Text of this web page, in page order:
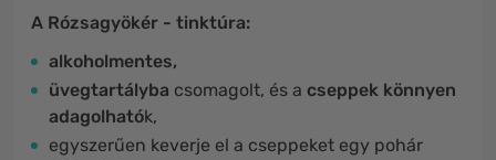
A Rózsagyökér - tinktúra:
alkoholmentes,
üvegtartályba csomagolt, és a cseppek könnyen
adagolhatók,
egyszerűen keverje el a cseppeket egy pohár